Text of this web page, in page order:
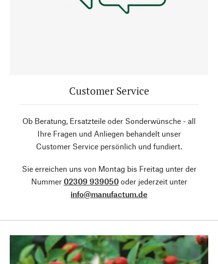
Customer Service
Ob Beratung, Ersatzteile oder Sonderwünsche - all
Ihre Fragen und Anliegen behandelt unser
Customer Service persönlich und fundiert.
Sie erreichen uns von Montag bis Freitag unter der
Nummer 02309 939050oder jederzeit unter
info@manufactum.de